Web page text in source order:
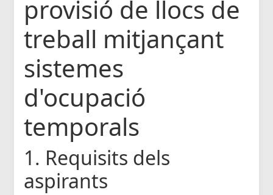
provisió de llocs de
treball mitjançant
sistemes
d'ocupació
temporals
1. Requisits dels
aspirants